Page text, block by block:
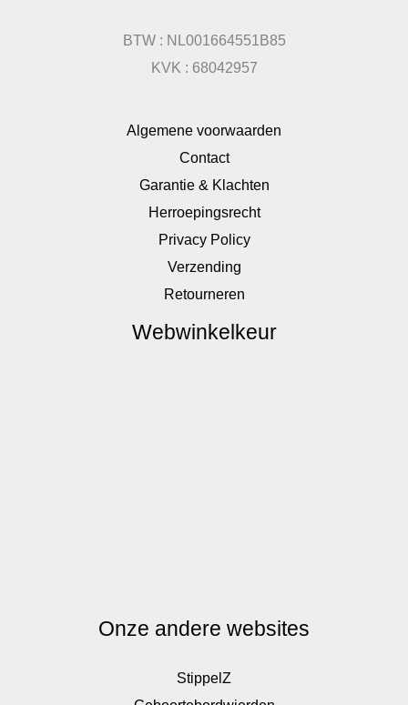
BTW : NL001664551B85
KVK : 68042957
Algemene voorwaarden
Contact
Garantie & Klachten
Herroepingsrecht
Privacy Policy
Verzending
Retourneren
Webwinkelkeur
Onze andere websites
StippelZ